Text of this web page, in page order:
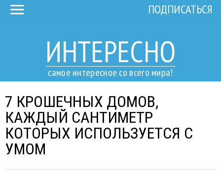
ИНТЕРЕСНО
самое интересное со всего мира!
ПОДПИСАТЬСЯ
7 КРОШЕЧНЫХ ДОМОВ,
КАЖДЫЙ САНТИМЕТР
КОТОРЫХ ИСПОЛЬЗУЕТСЯ С
УМОМ